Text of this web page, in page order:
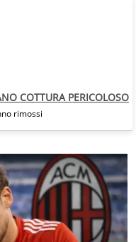
di questo
COTTURA PERICOLOSO
rimossi